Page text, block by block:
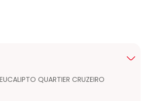
QUARTIER CRUZEIRO